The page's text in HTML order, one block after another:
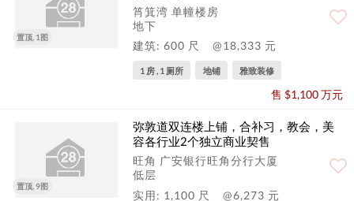
置顶, 1图
筲箕湾 单幢楼房
地下
建筑: 600 尺
@18,333 元
1 房 , 1 厕所 地铺 雅致装修
售 $1,100 万元
置顶, 9图
弥敦道双连楼上铺，合补习，教会，美
容各行业2个独立商业契售
旺角 广安银行旺角分行大厦
低层
实用: 1,100 尺
@6,273 元